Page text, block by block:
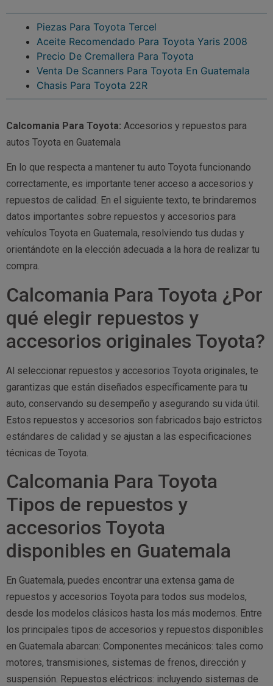
Piezas Para Toyota Tercel
Aceite Recomendado Para Toyota Yaris 2008
Precio De Cremallera Para Toyota
Venta De Scanners Para Toyota En Guatemala
Chasis Para Toyota 22R
Calcomania Para Toyota: Accesorios y repuestos para
autos Toyota en Guatemala
En lo que respecta a mantener tu auto Toyota funcionando
correctamente, es importante tener acceso a accesorios y
repuestos de calidad. En el siguiente texto, te brindaremos
datos importantes sobre repuestos y accesorios para
vehículos Toyota en Guatemala, resolviendo tus dudas y
orientándote en la elección adecuada a la hora de realizar tu
compra.
Calcomania Para Toyota ¿Por
qué elegir repuestos y
accesorios originales Toyota?
Al seleccionar repuestos y accesorios Toyota originales, te
garantizas que están diseñados específicamente para tu
auto, conservando su desempeño y asegurando su vida útil.
Estos repuestos y accesorios son fabricados bajo estrictos
estándares de calidad y se ajustan a las especificaciones
técnicas de Toyota.
Calcomania Para Toyota
Tipos de repuestos y
accesorios Toyota
disponibles en Guatemala
En Guatemala, puedes encontrar una extensa gama de
repuestos y accesorios Toyota para todos sus modelos,
desde los modelos clásicos hasta los más modernos. Entre
los principales tipos de accesorios y repuestos disponibles
en Guatemala abarcan: Componentes mecánicos: tales como
motores, transmisiones, sistemas de frenos, dirección y
suspensión. Repuestos eléctricos: incluyendo sistemas de